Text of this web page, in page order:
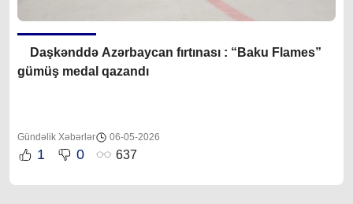
Daşkənddə Azərbaycan fırtınası : “Baku Flames”
gümüş medal qazandı
Gündəlik Xəbərlər 06-05-2026
1 0 637